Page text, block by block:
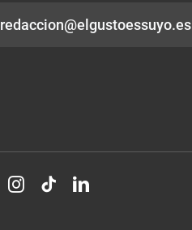
redaccion@elgustoessuyo.es